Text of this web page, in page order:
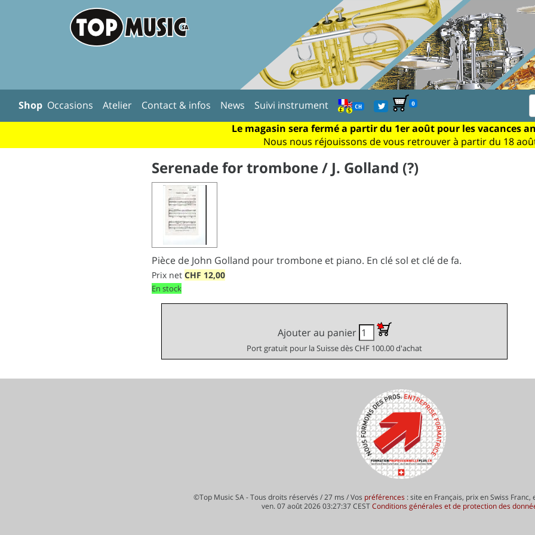
Shop Occasions Atelier Contact & infos News Suivi instrument CH 0
Le magasin sera fermé a partir du 1er août pour les vacances
Nous nous réjouissons de vous retrouver à partir du 18
Serenade for trombone / J. Golland (?)
Pièce de John Golland pour trombone et piano. En clé sol et clé de fa.
Prix net CHF 12,00
En stock
Ajouter au panier
Port gratuit pour la Suisse dès CHF 100.00 d'achat
©Top Music SA - Tous droits réservés / 27 ms / Vos préférences : site en Français, prix en Swiss
ven. 07 août 2026 03:27:37 CEST Conditions générales et de protection des